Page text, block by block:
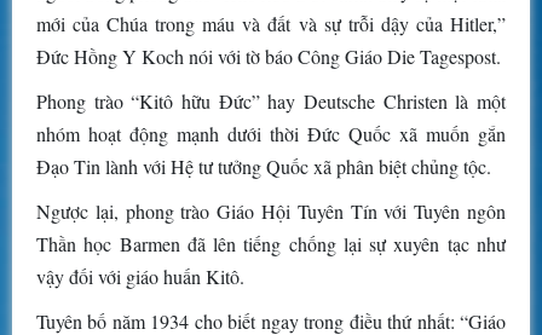
mới của Chúa trong máu và đất và sự trỗi dậy của Hitler,”
Đức Hồng Y Koch nói với tờ báo Công Giáo Die Tagespost.
Phong trào “Kitô hữu Đức” hay Deutsche Christen là một
nhóm hoạt động mạnh dưới thời Đức Quốc xã muốn gắn
Đạo Tin lành với Hệ tư tưởng Quốc xã phân biệt chủng tộc.
Ngược lại, phong trào Giáo Hội Tuyên Tín với Tuyên ngôn
Thần học Barmen đã lên tiếng chống lại sự xuyên tạc như
vậy đối với giáo huấn Kitô.
Tuyên bố năm 1934 cho biết ngay trong điều thứ nhất: “Giáo